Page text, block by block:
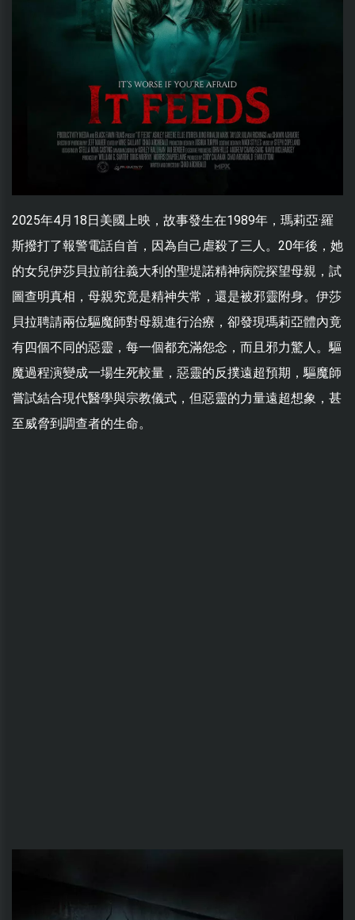
2025年4月18日美國上映，故事發生在1989年，瑪莉亞·羅
斯撥打了報警電話自首，因為自己虐殺了三人。20年後，她
的女兒伊莎貝拉前往義大利的聖堤諾精神病院探望母親，試
圖查明真相，母親究竟是精神失常，還是被邪靈附身。伊莎
貝拉聘請兩位驅魔師對母親進行治療，卻發現瑪莉亞體內竟
有四個不同的惡靈，每一個都充滿怨念，而且邪力驚人。驅
魔過程演變成一場生死較量，惡靈的反撲遠超預期，驅魔師
嘗試結合現代醫學與宗教儀式，但惡靈的力量遠超想象，甚
至威脅到調查者的生命。